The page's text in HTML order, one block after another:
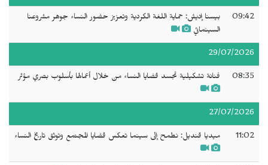
09:42
بيسنا إديش: حماية اللغة الكردية وتعزيز حضور النساء جوهر مشروعنا
السينمائي
29/07/2026
08:35 فنانة تشكيلية تجسد قضايا النساء من خلال أعمالها بأسلوب بصري مؤثر
27/07/2026
11:02 ميديا قنديل: نطمح إلى سينما تعكس قضايا المجتمع وتوثق تاريخ النساء